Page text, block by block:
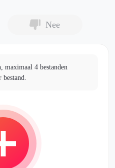
Nee
maximaal 4 bestanden